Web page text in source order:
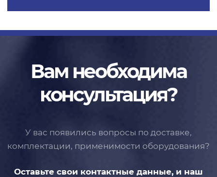
Вам необходима
консультация?
У вас появились вопросы по доставке,
комплектации, применимости оборудования?
Оставьте свои контактные данные, и наш